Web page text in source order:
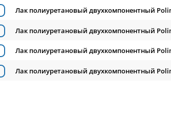
Лак полиуретановый двухкомпонентный
Лак полиуретановый двухкомпонентный
Лак полиуретановый двухкомпонентный
Лак полиуретановый двухкомпонентный